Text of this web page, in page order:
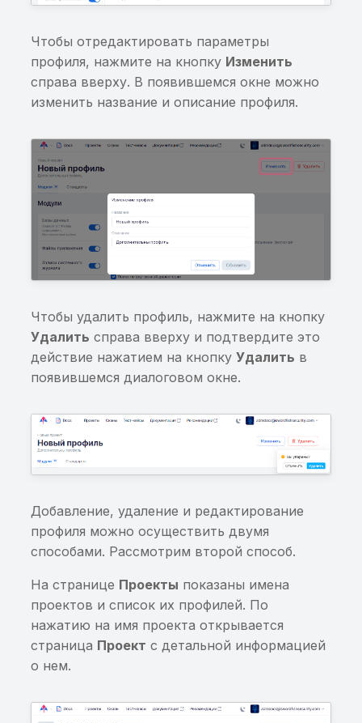
произвольному
ContentProvider
Возможность доступа
через ContentProvider
Отсутствие проверки
запуск на эмуляторе
целостности
Недостаточная
на запуск на эмуляторе
Недостаточная
на root-доступ
Перезапись файлов
публичных архивов
Path/directory traversal
SQL-инъекция в
Произвольные данные
Обнаружены домены
реестров
OpenSource
Чтобы отредактировать параметры
профиля, нажмите на кнопку Изменить
справа вверху. В появившемся окне можно
изменить название и описание профиля.
Чтобы удалить профиль, нажмите на кнопку
Удалить справа вверху и подтвердите это
действие нажатием на кнопкуУдалить в
появившемся диалоговом окне.
Добавление, удаление и редактирование
профиля можно осуществить двумя
способами. Рассмотрим второй способ.
На странице Проекты показаны имена
проектов и список их профилей. По
нажатию на имя проекта открывается
страница Проект с детальной информацией
о нем.